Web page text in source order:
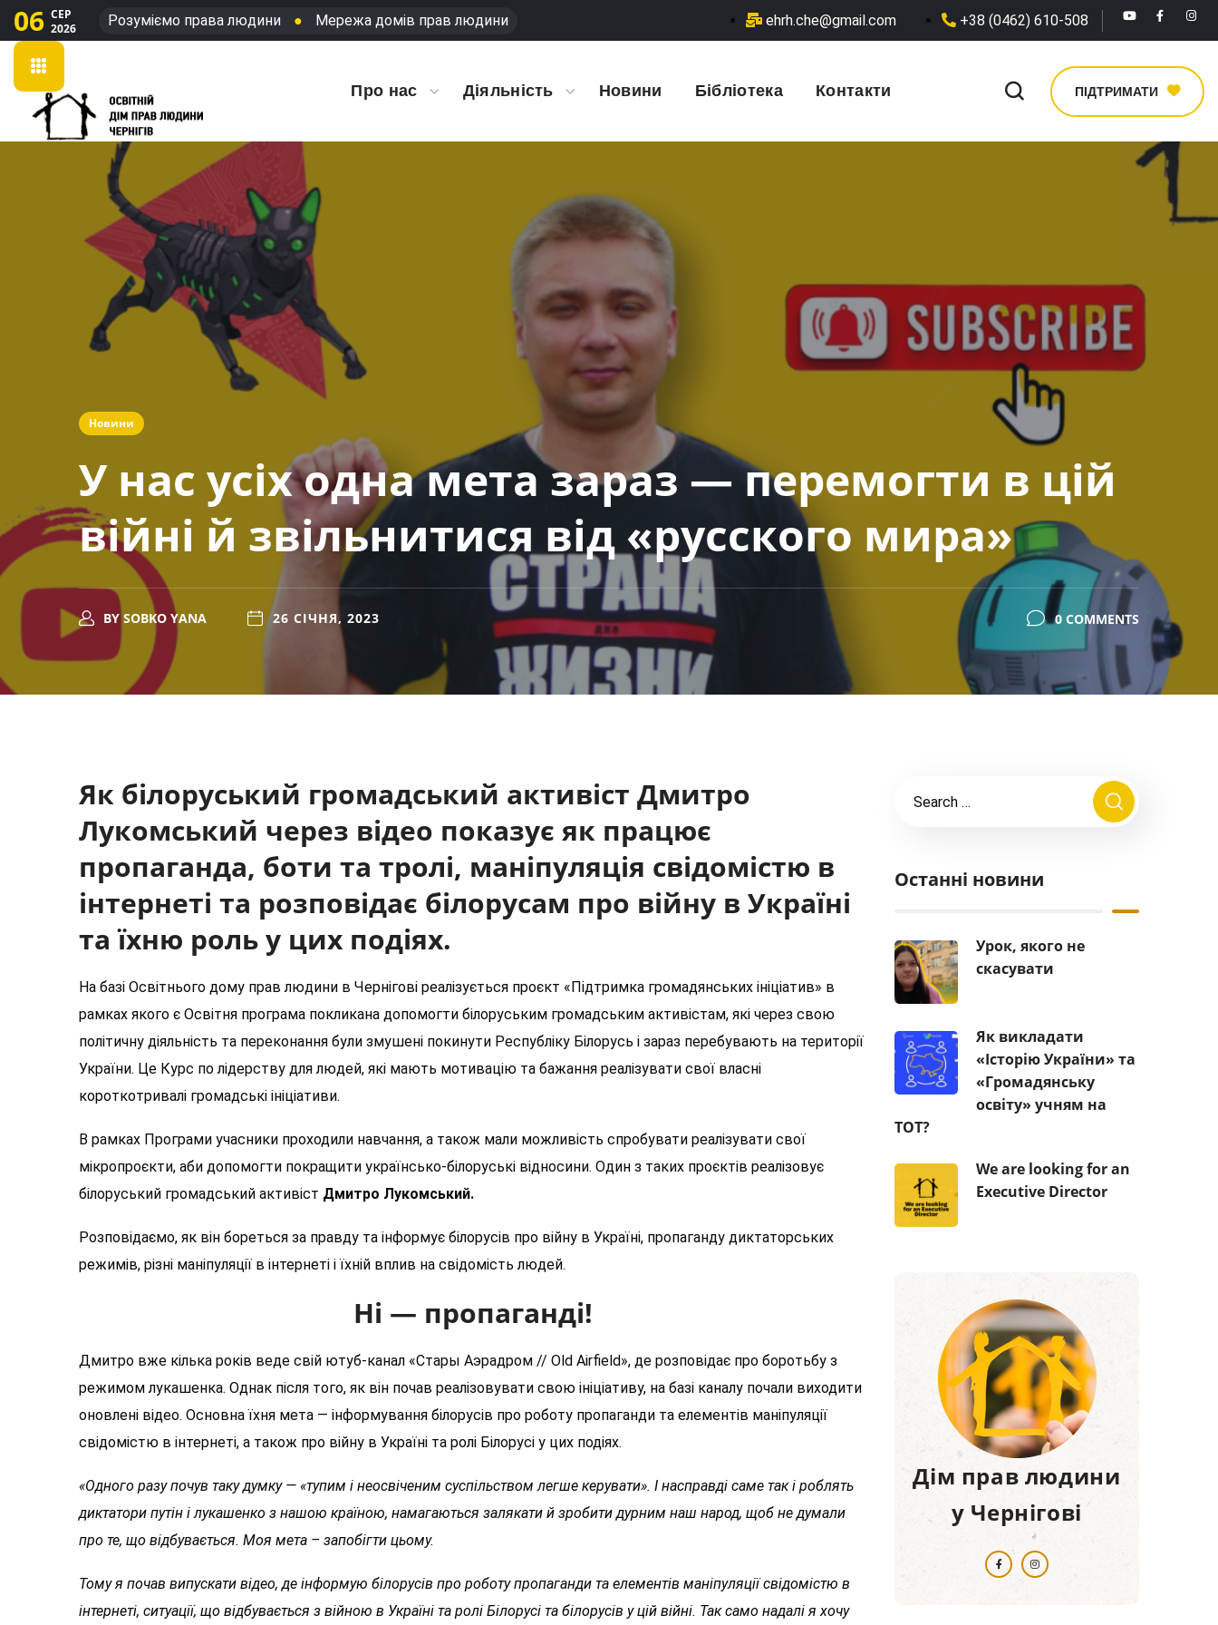
06 СЕР
2026
Розуміємо права людини ● Мережа домів прав людини ehrh.che@gmail.com +38 (0462) 610-508
Про нас Діяльність Новини Бібліотека Контакти ПІДТРИМАТИ
Новини
У нас усіх одна мета зараз — перемогти в цій
війні й звільнитися від «русского мира»
BY SOBKO YANA 26 СІЧНЯ, 2023 0 COMMENTS
Як білоруський громадський активіст Дмитро
Лукомський через відео показує як працює
пропаганда, боти та тролі, маніпуляція свідомістю в
інтернеті та розповідає білорусам про війну в Україні
та їхню роль у цих подіях.
На базі Освітнього дому прав людини в Чернігові реалізується проєкт «Підтримка громадянських ініціатив» в
рамках якого є Освітня програма покликана допомогти білоруським громадським активістам, які через свою
політичну діяльність та переконання були змушені покинути Республіку Білорусь і зараз перебувають на території
України. Це Курс по лідерству для людей, які мають мотивацію та бажання реалізувати свої власні
короткотривалі громадські ініціативи.
В рамках Програми учасники проходили навчання, а також мали можливість спробувати реалізувати свої
мікропроєкти, аби допомогти покращити українсько-білоруські відносини. Один з таких проєктів реалізовує
білоруський громадський активіст Дмитро Лукомський.
Розповідаємо, як він бореться за правду та інформує білорусів про війну в Україні, пропаганду диктаторських
режимів, різні маніпуляції в інтернеті і їхній вплив на свідомість людей.
Ні — пропаганді!
Дмитро вже кілька років веде свій ютуб-канал «Стары Аэрадром // Old Airfield», де розповідає про боротьбу з
режимом лукашенка. Однак після того, як він почав реалізовувати свою ініціативу, на базі каналу почали виходити
оновлені відео. Основна їхня мета — інформування білорусів про роботу пропаганди та елементів маніпуляції
свідомістю в інтернеті, а також про війну в Україні та ролі Білорусі у цих подіях.
«Одного разу почув таку думку — «тупим і неосвіченим суспільством легше керувати». І насправді саме так і роблять
диктатори путін і лукашенко з нашою країною, намагаються залякати й зробити дурним наш народ, щоб не думали
про те, що відбувається. Моя мета – запобігти цьому.
Тому я почав випускати відео, де інформую білорусів про роботу пропаганди та елементів маніпуляції свідомістю в
інтернеті, ситуації, що відбувається з війною в Україні та ролі Білорусі та білорусів у цій війні. Так само надалі я хочу
Останні новини
Урок, якого не
скасувати
Як викладати
«Історію України» та
«Громадянську
освіту» учням на
ТОТ?
We are looking for an
Executive Director
Дім прав людини
у Чернігові